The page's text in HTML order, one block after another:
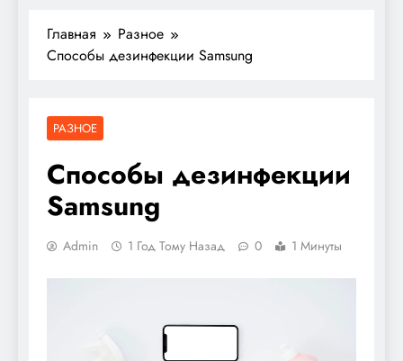
Главная
Разное
Способы дезинфекции Samsung
РАЗНОЕ
Способы дезинфекции
Samsung
Admin 1 Год Тому Назад 0 1 Минуты